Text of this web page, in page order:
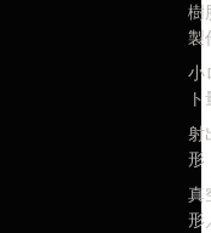
樹
製
小
射
形
真
形